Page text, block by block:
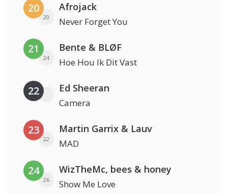
20
20
Afrojack
Never Forget You
21
24
Bente & BLØF
Hoe Hou Ik Dit Vast
22 Ed Sheeran
Camera
23
22
Martin Garrix & Lauv
MAD
24
26
WizTheMc, bees & honey
Show Me Love